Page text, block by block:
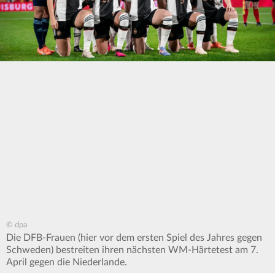
© dpa
Die DFB-Frauen (hier vor dem ersten Spiel des Jahres gegen
Schweden) bestreiten ihren nächsten WM-Härtetest am 7.
April gegen die Niederlande.